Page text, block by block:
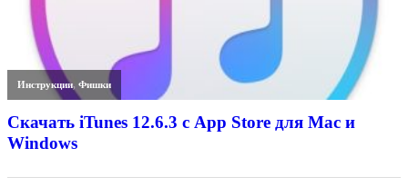
Инструкции,Фишки
Скачать iTunes 12.6.3 с App Store для Mac и
Windows